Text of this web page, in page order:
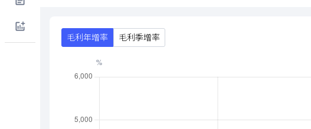
毛利年增率 毛利季增率